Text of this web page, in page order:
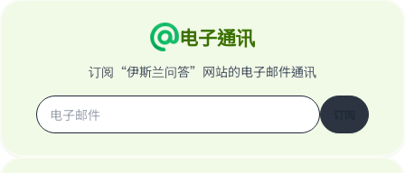
电子通讯
订阅“伊斯兰问答”网站的电子邮件通讯